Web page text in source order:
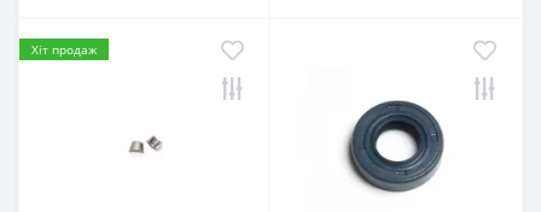
Хіт продаж